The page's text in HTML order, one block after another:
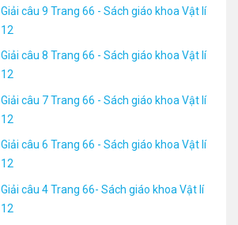
Giải câu 9 Trang 66 - Sách giáo khoa Vật lí
12
Giải câu 8 Trang 66 - Sách giáo khoa Vật lí
12
Giải câu 7 Trang 66 - Sách giáo khoa Vật lí
12
Giải câu 6 Trang 66 - Sách giáo khoa Vật lí
12
Giải câu 4 Trang 66- Sách giáo khoa Vật lí
12